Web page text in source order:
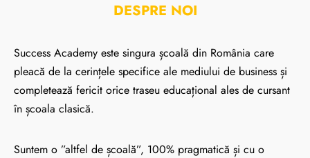
DESPRE NOI
Success Academy este singura școală din România care
pleacă de la cerințele specifice ale mediului de business și
completează fericit orice traseu educațional ales de cursant
în școala clasică.
Suntem o ”altfel de școală”, 100% pragmatică și cu o